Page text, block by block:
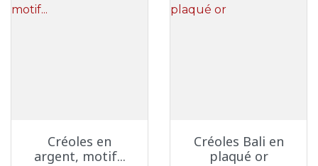
Créoles en
argent, motif...
Créoles Bali en
plaqué or